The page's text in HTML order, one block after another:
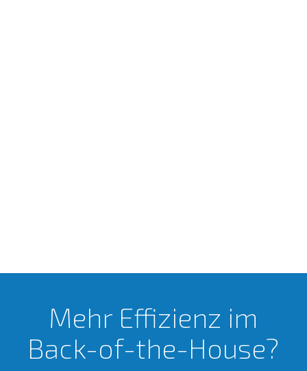
Mehr Effizienz im
Back-of-the-House?